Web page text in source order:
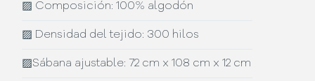
▨ Composición: 100% algodón
▨ Densidad del tejido: 300 hilos
▨Sábana ajustable: 72 cm x 108 cm x 12 cm